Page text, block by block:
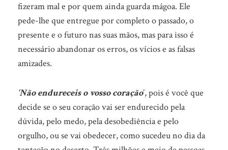
fizeram mal e por quem ainda guarda mágoa. Ele
pede-lhe que entregue por completo o passado, o
presente e o futuro nas suas mãos, mas para isso é
necessário abandonar os erros, os vícios e as falsas
amizades.
‘Não endureceis o vosso coração’, pois é você que
decide se o seu coração vai ser endurecido pela
dúvida, pelo medo, pela desobediência e pelo
orgulho, ou se vai obedecer, como sucedeu no dia da